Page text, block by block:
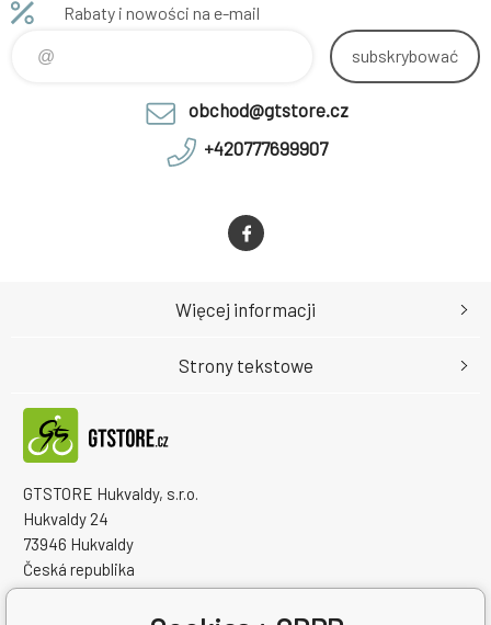
kontinentech). Při
která získává stále větší
Rabaty i nowości na e-mail
subskrybować
obchod@gtstore.cz
+420777699907
GTSTORE Hukvaldy, s.r.o.
Hukvaldy 24
73946 Hukvaldy
Česká republika
Numer identyfikacyjny firmy: 22259848
Więcej informacji
Strony tekstowe